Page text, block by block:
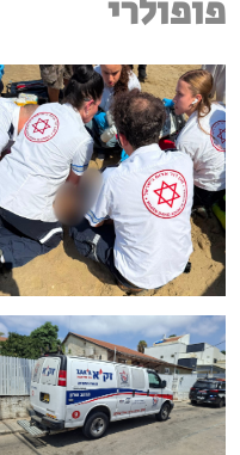
פופולרי